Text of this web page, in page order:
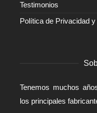
Testimonios
Política de Privacidad
Tenemos muchos
los principales